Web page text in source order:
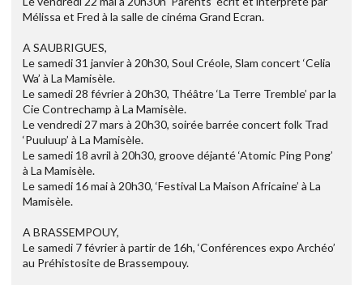
Mélissa et Fred à la salle de cinéma Grand Ecran.
A SAUBRIGUES,
Le samedi 31 janvier à 20h30, Soul Créole, Slam concert ‘Celia
Wa’ à La Mamisèle.
Le samedi 28 février à 20h30, Théâtre ‘La Terre Tremble’ par la
Cie Contrechamp à La Mamisèle.
Le vendredi 27 mars à 20h30, soirée barrée concert folk Trad
‘Puuluup’ à La Mamisèle.
Le samedi 18 avril à 20h30, groove déjanté ‘Atomic Ping Pong’
à La Mamisèle.
Le samedi 16 mai à 20h30, ‘Festival La Maison Africaine’ à La
Mamisèle.
A BRASSEMPOUY,
Le samedi 7 février à partir de 16h, ‘Conférences expo Archéo’
au Préhistosite de Brassempouy.